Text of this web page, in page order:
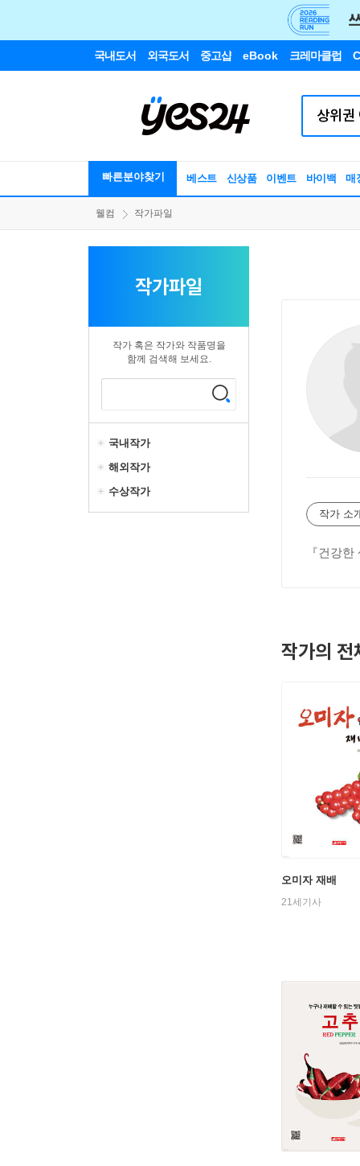
국내도서 외국도서 중고샵 eBook 크레마클럽
빠른분야찾기 베스트 신상품 이벤트 바이백 매
웰컴 작가파일
작가파일
작가 혹은 작가와 작품명을
함께 검색해 보세요.
국내작가
해외작가
수상작가
작가 소
『건강
작가의 전
오미자 재배
21세기사